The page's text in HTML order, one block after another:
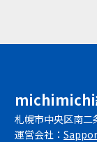
michimichi
札幌市中央区南二
運営会社：